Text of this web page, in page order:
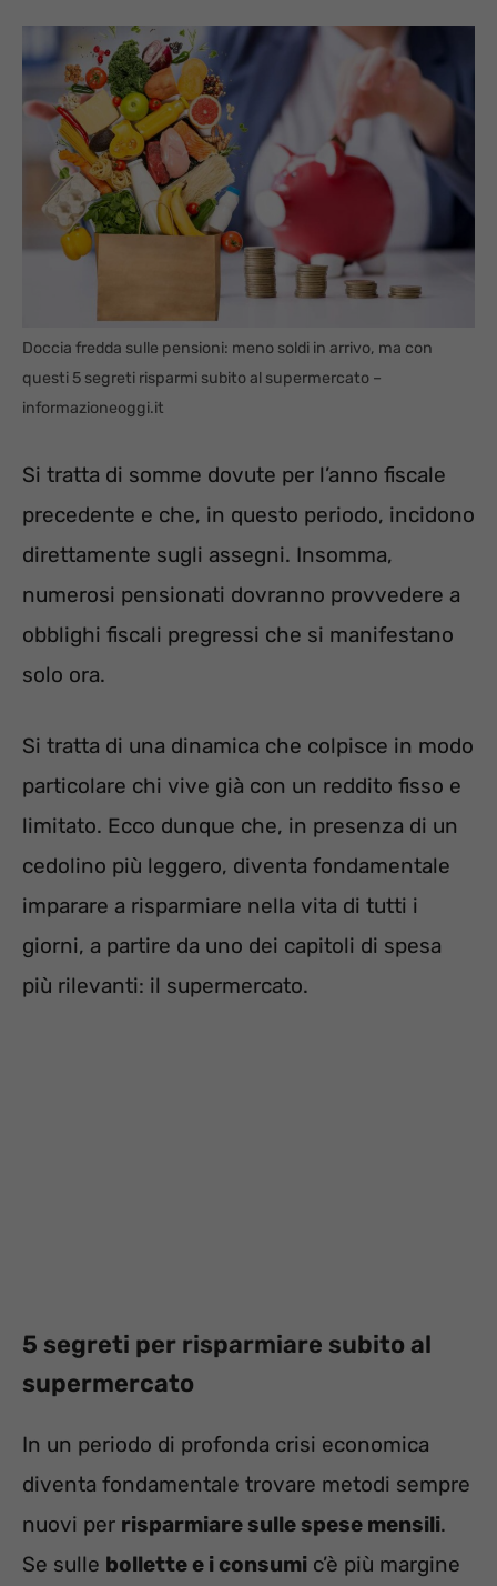
Doccia fredda sulle pensioni: meno soldi in arrivo, ma con
questi 5 segreti risparmi subito al supermercato –
informazioneoggi.it
Si tratta di somme dovute per l’anno fiscale
precedente e che, in questo periodo, incidono
direttamente sugli assegni. Insomma,
numerosi pensionati dovranno provvedere a
obblighi fiscali pregressi che si manifestano
solo ora.
Si tratta di una dinamica che colpisce in modo
particolare chi vive già con un reddito fisso e
limitato. Ecco dunque che, in presenza di un
cedolino più leggero, diventa fondamentale
imparare a risparmiare nella vita di tutti i
giorni, a partire da uno dei capitoli di spesa
più rilevanti: il supermercato.
5 segreti per risparmiare subito al
supermercato
In un periodo di profonda crisi economica
diventa fondamentale trovare metodi sempre
nuovi per risparmiare sulle spese mensili.
Se sulle bollette e i consumi c’è più margine